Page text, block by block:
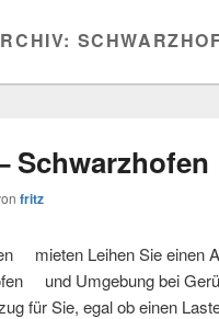
Schwarzhofen
fritz
mieten Leihen Sie einen
und Umgebung bei
für Sie, egal ob einen